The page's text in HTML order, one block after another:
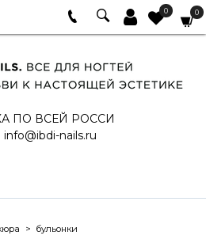
0 0
ПО ВСЕЙ РОССИ
info@ibdi-nails.ru
бульонки